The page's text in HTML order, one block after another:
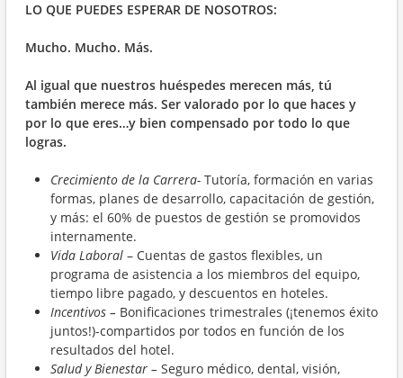
LO QUE PUEDES ESPERAR DE NOSOTROS:
Mucho. Mucho. Más.
Al igual que nuestros huéspedes merecen más, tú
también merece más. Ser valorado por lo que haces y
por lo que eres…y bien compensado por todo lo que
logras.
Crecimiento de la Carrera- Tutoría, formación en varias
formas, planes de desarrollo, capacitación de gestión,
y más: el 60% de puestos de gestión se promovidos
internamente.
Vida Laboral – Cuentas de gastos flexibles, un
programa de asistencia a los miembros del equipo,
tiempo libre pagado, y descuentos en hoteles.
Incentivos – Bonificaciones trimestrales (¡tenemos éxito
juntos!)-compartidos por todos en función de los
resultados del hotel.
Salud yBienestar – Seguro médico, dental, visión,